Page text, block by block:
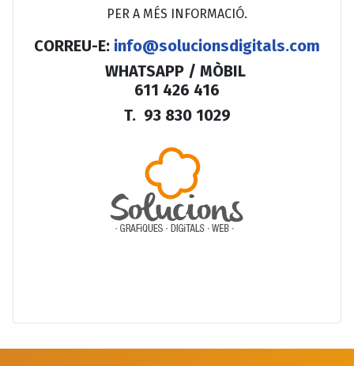
PER A MÉS INFORMACIÓ.
CORREU-E: info@solucionsdigitals.com
WHATSAPP / MÒBIL
611 426 416
T. 93 830 1029